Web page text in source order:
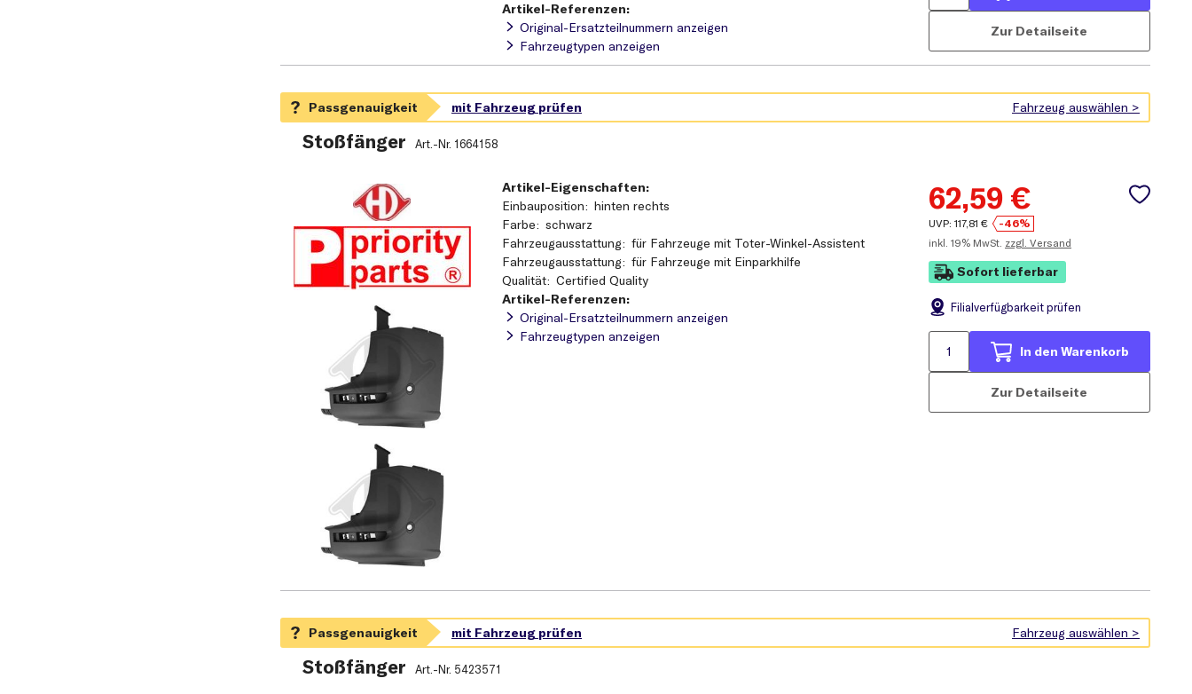
Zur Detailseite
Artikel-Referenzen:
Original-Ersatzteilnummern anzeigen
Fahrzeugtypen anzeigen
Stoßfänger Art.-Nr. 1664158
62,59€
UVP: 117,81 €
-46%
inkl. 19% MwSt. zzgl. Versand
Sofort lieferbar
Filialverfügbarkeit prüfen
In den Warenkorb
Zur Detailseite
Artikel-Eigenschaften:
Einbauposition hinten rechts
Farbe schwarz
Fahrzeugausstattung für Fahrzeuge mit Toter-Winkel-Assistent
Fahrzeugausstattung für Fahrzeuge mit Einparkhilfe
Qualität Certified Quality
Artikel-Referenzen:
Original-Ersatzteilnummern anzeigen
Fahrzeugtypen anzeigen
Stoßfänger Art.-Nr. 5423571